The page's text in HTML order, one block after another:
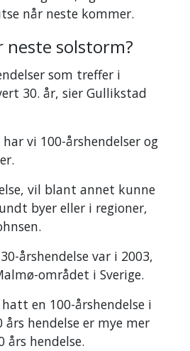
når neste kommer.
neste solstorm?
som treffer i
30. år, sier Gullikstad
vi 100-årshendelser og
vil blant annet kunne
byer eller i regioner,
årshendelse var i 2003,
området i Sverige.
en 100-årshendelse i
års hendelse er mye mer
års hendelse.